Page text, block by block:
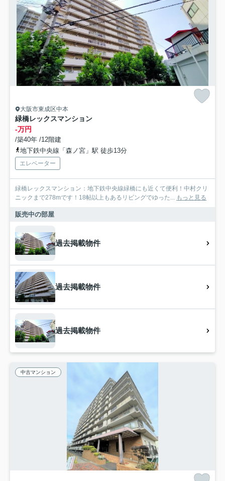
大阪市東成区中本
緑橋レックスマンション
-万円
/築40年 /12階建
地下鉄中央線「森ノ宮」駅 徒歩13分
エレベーター
緑橋レックスマンション：地下鉄中央線緑橋にも近くて便利！中村クリ
ニックまで278mです！18帖以上もあるリビングでゆった... もっと見る
販売中の部屋
過去掲載物件
過去掲載物件
過去掲載物件
中古マンション